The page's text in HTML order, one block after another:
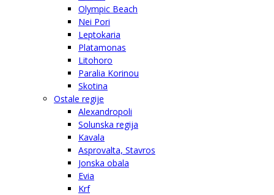
Olympic Beach
Nei Pori
Leptokaria
Platamonas
Litohoro
Paralia Korinou
Skotina
Ostale regije
Alexandropoli
Solunska regija
Kavala
Asprovalta, Stavros
Jonska obala
Evia
Krf